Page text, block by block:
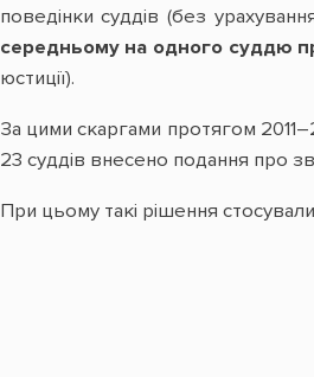
поведінки суддів (без
середньому на одного суддю
юстиції).
За цими скаргами протягом
23 суддів внесено подання про
При цьому такі рішення